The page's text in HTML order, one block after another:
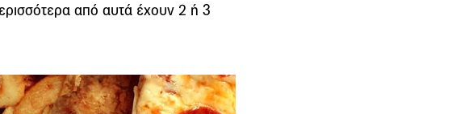
από αυτά έχουν 2 ή 3